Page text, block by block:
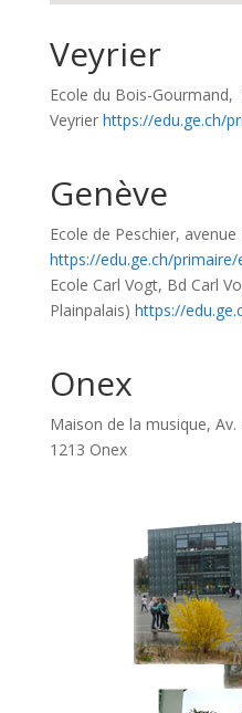
Veyrier
Ecole du Bois-
Veyrier https://edu.ge.ch/
Genève
Ecole de Peschier,
https://edu.ge.ch/
Ecole Carl Vogt, Bd Carl
Plainpalais) https://
Onex
Maison de la musique,
1213 Onex